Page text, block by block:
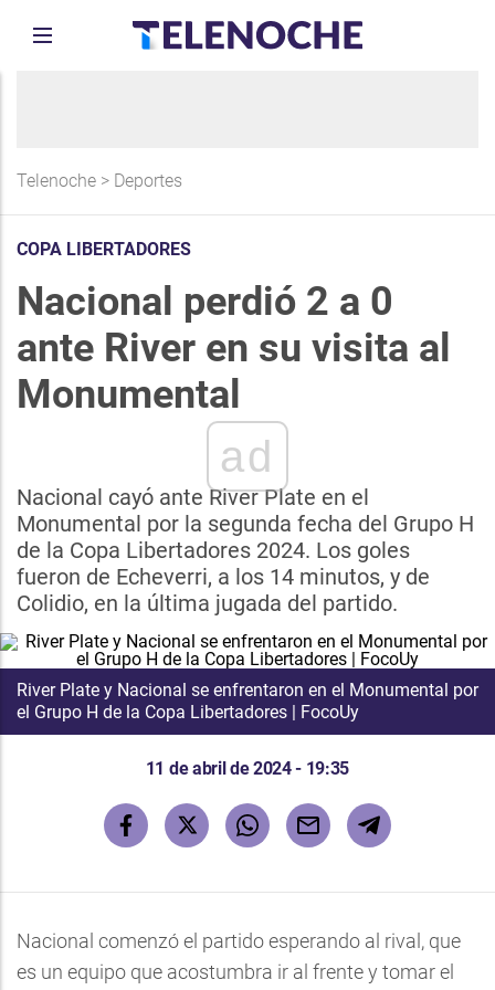
Telenoche > Deportes
COPA LIBERTADORES
Nacional perdió 2 a 0
ante River en su visita al
Monumental
ad
Nacional cayó ante River Plate en el
Monumental por la segunda fecha del Grupo H
de la Copa Libertadores 2024. Los goles
fueron de Echeverri, a los 14 minutos, y de
Colidio, en la última jugada del partido.
River Plate y Nacional se enfrentaron en el Monumental por
el Grupo H de la Copa Libertadores | FocoUy
11 de abril de 2024 - 19:35
Nacional comenzó el partido esperando al rival, que
es un equipo que acostumbra ir al frente y tomar el